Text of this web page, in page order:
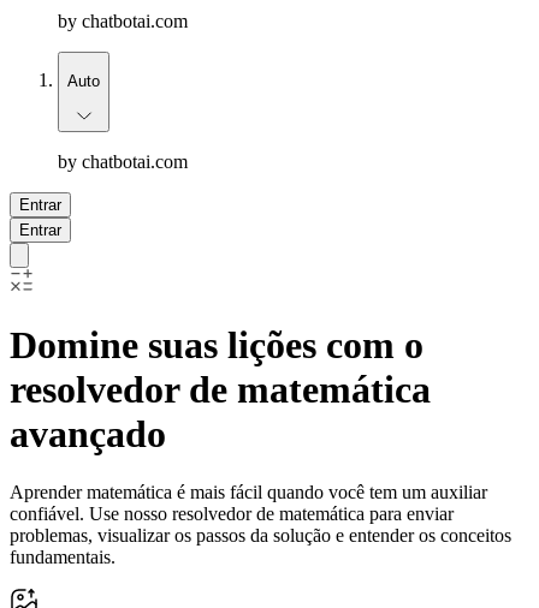
by chatbotai.com
Auto
by chatbotai.com
Entrar
Entrar
Domine suas lições com o
resolvedor de matemática
avançado
Aprender matemática é mais fácil quando você tem um auxiliar
confiável. Use nosso resolvedor de matemática para enviar
problemas, visualizar os passos da solução e entender os conceitos
fundamentais.